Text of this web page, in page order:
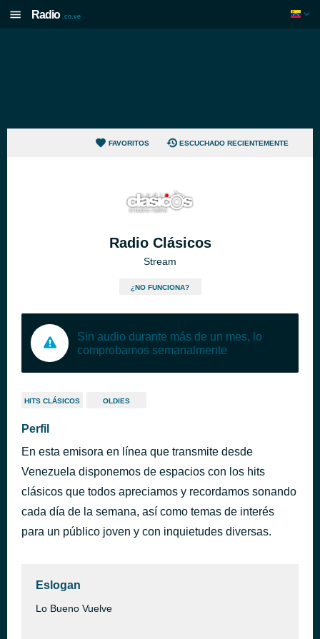
Radio .co.ve
FAVORITOS ESCUCHADO RECIENTEMENTE
Radio Clásicos
Stream
¿NO FUNCIONA?
Sin audio durante más de un mes, lo
comprobamos semanalmente
HITS CLÁSICOS OLDIES
Perfil
En esta emisora en línea que transmite desde
Venezuela disponemos de espacios con los hits
clásicos que todos apreciamos y recordamos sonando
cada día de la semana, así como temas de interés
para un público joven y con inquietudes diversas.
Eslogan
Lo Bueno Vuelve